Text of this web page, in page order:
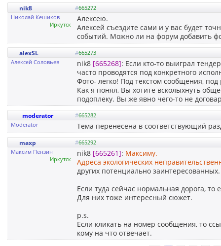
nik8 #665272
Николай Кешиков
Иркутск
Алексею.
Алексей съездите сами и у вас будет
событий. Можно ли на форум добавить
alexSL #665273
Алексей Соловьев
nik8 [665268]: Если кто-то выиграл
часто проводятся под конкретного
Фото- легко! Под текстом сообщения,
Как я понял, Вы хотите всколыхнуть
подоплеку. Вы же явно чего-то не
moderator #665282
Moderator
Тема перенесена в соответствующий
maxp #665292
Максим Пензин
Иркутск
nik8 [665261]: Максиму.
Адреса экологических
других потенциально заинтересованных.
Если туда сейчас нормальная дорога,
Для них тоже интересный сюжет.
p.s.
Если кликать на номер сообщения, то
кому на что отвечает.